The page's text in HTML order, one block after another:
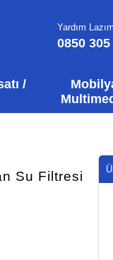
Yardım
0850 305
/
Su Filtresi